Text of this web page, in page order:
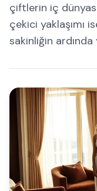
çiftlerin iç
çekici yaklaşımı
sakinliğin